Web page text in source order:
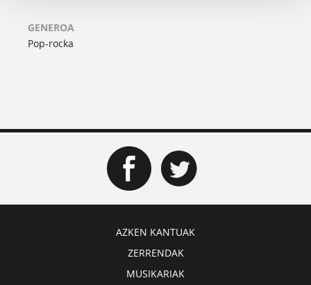
GENEROA
Pop-rocka
AZKEN KANTUAK
ZERRENDAK
MUSIKARIAK